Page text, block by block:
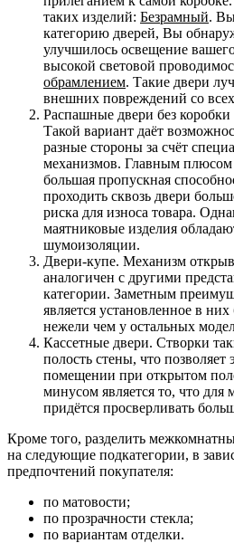
таких изделий: Безрамный.
категорию дверей, Вы
улучшилось освещение
высокой световой
обрамлением. Такие двери
внешних повреждений со
Распашные двери без
Такой вариант даёт
разные стороны за счёт
механизмов. Главным плюсом
большая пропускная
проходить сквозь двери
риска для износа товара.
маятниковые изделия
шумоизоляции.
Двери-купе. Механизм
аналогичен с другими
категории. Заметным
является установленное в них
нежели чем у остальных
Кассетные двери. Створки
полость стены, что позволяет
помещении при открытом
минусом является то, что для
придётся просверливать
Кроме того, разделить
на следующие подкатегории, в
предпочтений покупателя:
по матовости;
по прозрачности стекла;
по вариантам отделки.